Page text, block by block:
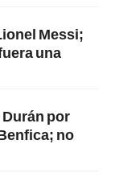
Messi;
una
por
no